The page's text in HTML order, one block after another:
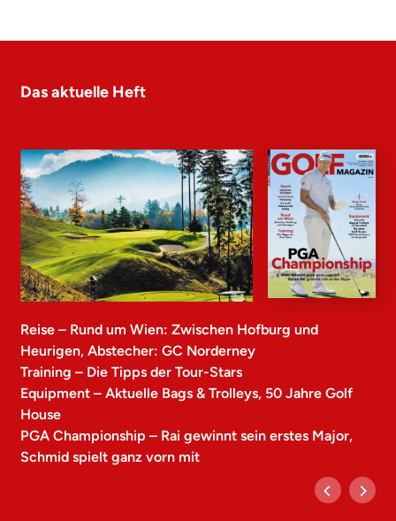
Das aktuelle Heft
Reise – Rund um Wien: Zwischen Hofburg und
Heurigen, Abstecher: GC Norderney
Training – Die Tipps der Tour-Stars
Equipment – Aktuelle Bags & Trolleys, 50 Jahre Golf
House
PGA Championship – Rai gewinnt sein erstes Major,
Schmid spielt ganz vorn mit